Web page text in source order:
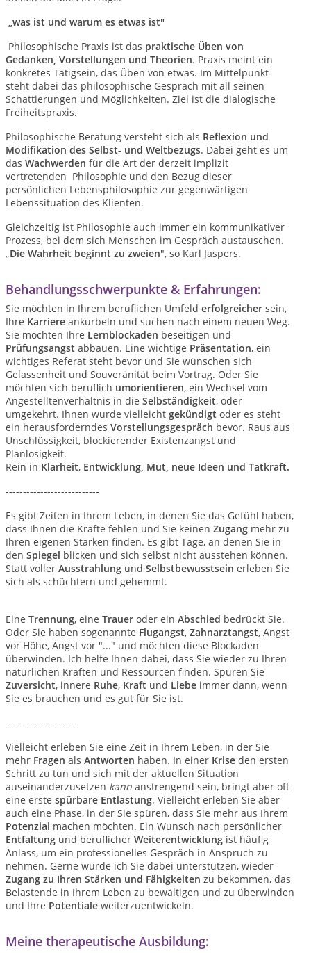
„was ist und warum es etwas ist"
Philosophische Praxis ist das praktische Üben von
Gedanken, Vorstellungen und Theorien. Praxis meint ein
konkretes Tätigsein, das Üben von etwas. Im Mittelpunkt
steht dabei das philosophische Gespräch mit all seinen
Schattierungen und Möglichkeiten. Ziel ist die dialogische
Freiheitspraxis.
Philosophische Beratung versteht sich als Reflexion und
Modifikation des Selbst- und Weltbezugs. Dabei geht es um
das Wachwerden für die Art der derzeit implizit
vertretenden Philosophie und den Bezug dieser
persönlichen Lebensphilosophie zur gegenwärtigen
Lebenssituation des Klienten.
Gleichzeitig ist Philosophie auch immer ein kommunikativer
Prozess, bei dem sich Menschen im Gespräch austauschen.
„Die Wahrheit beginnt zu zweien", so Karl Jaspers.
Behandlungsschwerpunkte & Erfahrungen:
Sie möchten in Ihrem beruflichen Umfeld erfolgreicher sein,
Ihre Karriere ankurbeln und suchen nach einem neuen Weg.
Sie möchten Ihre Lernblockaden beseitigen und
Prüfungsangst abbauen. Eine wichtige Präsentation, ein
wichtiges Referat steht bevor und Sie wünschen sich
Gelassenheit und Souveränität beim Vortrag. Oder Sie
möchten sich beruflich umorientieren, ein Wechsel vom
Angestelltenverhältnis in die Selbständigkeit, oder
umgekehrt. Ihnen wurde vielleicht gekündigt oder es steht
ein herausforderndes Vorstellungsgespräch bevor. Raus aus
Unschlüssigkeit, blockierender Existenzangst und
Planlosigkeit.
Rein in Klarheit, Entwicklung, Mut, neue Ideen und Tatkraft.
---------------------------
Es gibt Zeiten in Ihrem Leben, in denen Sie das Gefühl haben,
dass Ihnen die Kräfte fehlen und Sie keinen Zugang mehr zu
Ihren eigenen Stärken finden. Es gibt Tage, an denen Sie in
den Spiegel blicken und sich selbst nicht ausstehen können.
Statt voller Ausstrahlung und Selbstbewusstsein erleben Sie
sich als schüchtern und gehemmt.
Eine Trennung, eine Trauer oder ein Abschied bedrückt Sie.
Oder Sie haben sogenannte Flugangst, Zahnarztangst, Angst
vor Höhe, Angst vor "..." und möchten diese Blockaden
überwinden. Ich helfe Ihnen dabei, dass Sie wieder zu Ihren
natürlichen Kräften und Ressourcen finden. Spüren Sie
Zuversicht, innere Ruhe, Kraft und Liebe immer dann, wenn
Sie es brauchen und es gut für Sie ist.
---------------------
Vielleicht erleben Sie eine Zeit in Ihrem Leben, in der Sie
mehr Fragen als Antworten haben. In einer Krise den ersten
Schritt zu tun und sich mit der aktuellen Situation
auseinanderzusetzen kann anstrengend sein, bringt aber oft
eine erste spürbare Entlastung. Vielleicht erleben Sie aber
auch eine Phase, in der Sie spüren, dass Sie mehr aus Ihrem
Potenzial machen möchten. Ein Wunsch nach persönlicher
Entfaltung und beruflicher Weiterentwicklung ist häufig
Anlass, um ein professionelles Gespräch in Anspruch zu
nehmen. Gerne würde ich Sie dabei unterstützen, wieder
Zugang zu Ihren Stärken und Fähigkeiten zu bekommen, das
Belastende in Ihrem Leben zu bewältigen und zu überwinden
und Ihre Potentiale weiterzuentwickeln.
Meine therapeutische Ausbildung: